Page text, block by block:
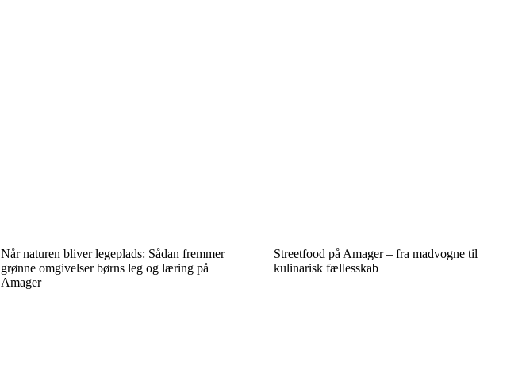
Når naturen bliver legeplads: Sådan fremmer
grønne omgivelser børns leg og læring på
Amager
Streetfood på Amager – fra madvogne til
kulinarisk fællesskab